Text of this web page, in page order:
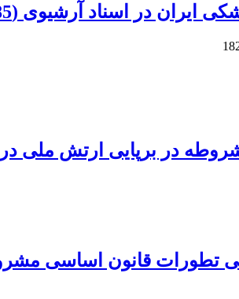
در اسناد آرشیوی (1285- 1320ش)
در برپایی ارتش ملی در
تطورات قانون اساسی